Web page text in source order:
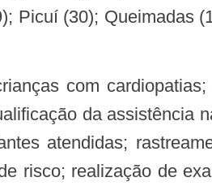
Picuí (30); Queimadas
da assistência
atendidas;
risco; realização de